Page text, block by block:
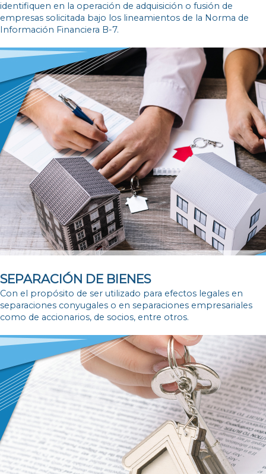
identifiquen en la operación de adquisición o fusión de
empresas solicitada bajo los lineamientos de la Norma de
Información Financiera B-7.
SEPARACIÓN DE BIENES
Con el propósito de ser utilizado para efectos legales en
separaciones conyugales o en separaciones empresariales
como de accionarios, de socios, entre otros.